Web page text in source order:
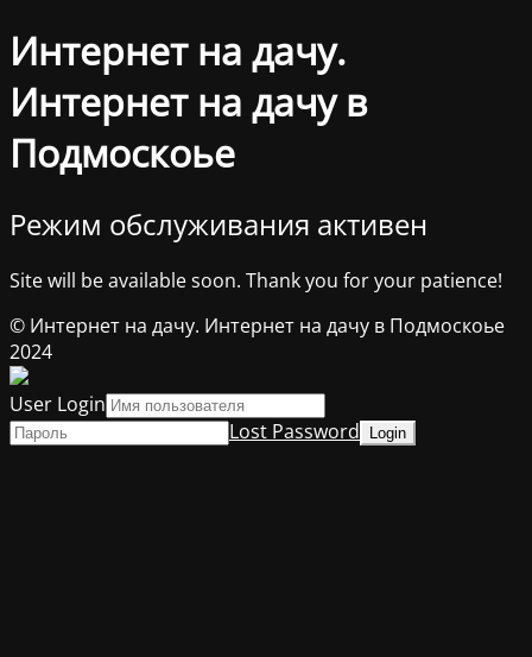
Интернет на дачу.
Интернет на дачу в
Подмоскоье
Режим обслуживания активен
Site will be available soon. Thank you for your patience!
© Интернет на дачу. Интернет на дачу в Подмоскоье
2024
User Login
Lost Password